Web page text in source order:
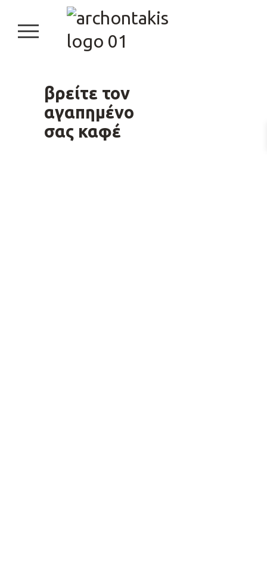
burger button
βρείτε τον
αγαπημένο
σας καφέ